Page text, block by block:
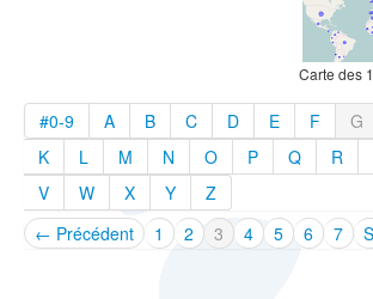
ES
?
Carte des
#0-9 A B C D E F G
K
L M N O P Q R
V
W X Y
Z
← Précédent
1 2 3 4 5 6 7